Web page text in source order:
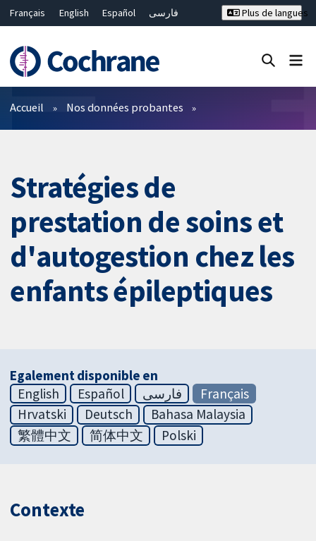
Français English Español
فارسی
Bahasa Malaysia
ไทย
繁體中文
简体中文
Plus de langues
Filtres
Accueil Nos données probantes
Stratégies de
prestation de soins et
d'autogestion chez les
enfants épileptiques
Egalement disponible en
English
Español فارسی
Français
Hrvatski
Deutsch
Bahasa Malaysia
繁體中文
简体中文 Polski
Contexte